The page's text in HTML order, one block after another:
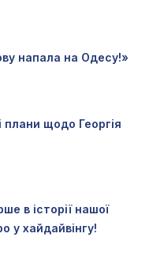
напала на Одесу!»
щодо Георгія
в історії нашої
у хайдайвінгу!